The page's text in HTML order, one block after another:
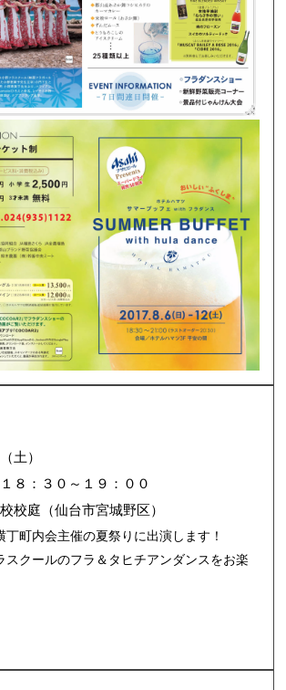
土）
８：３０～１９：００
校庭（仙台市宮城野区）
町内会主催の夏祭りに出演します！
スクールのフラ＆タヒチアンダンスをお楽